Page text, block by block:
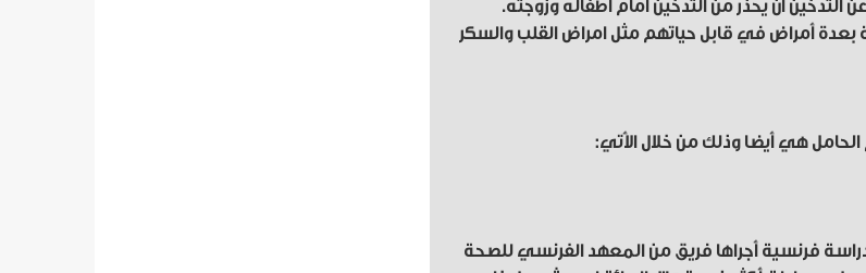
أن يحذر من التدخين أمام أطفاله وزوجته.
بعدة أمراض في قابل حياتهم مثل امراض القلب والسكر
الحامل هي أيضا وذلك من خلال الأتي:
فرنسية أجراها فريق من المعهد الفرنسي للصحة